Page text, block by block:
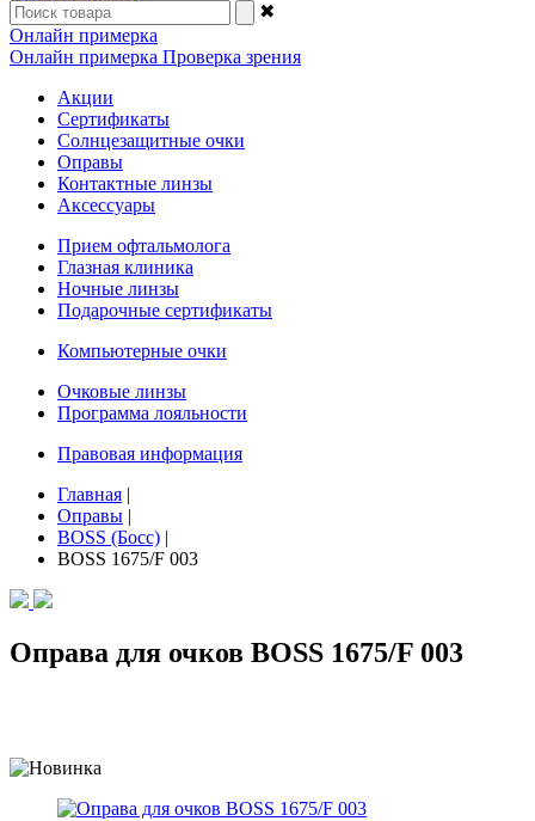
✖
Онлайн примерка
Онлайн примерка Проверка зрения
Акции
Сертификаты
Солнцезащитные очки
Оправы
Контактные линзы
Аксессуары
Прием офтальмолога
Глазная клиника
Ночные линзы
Подарочные сертификаты
Компьютерные очки
Очковые линзы
Программа лояльности
Правовая информация
Главная |
Оправы |
BOSS (Босс) |
BOSS 1675/F 003
Оправа для очков BOSS 1675/F 003